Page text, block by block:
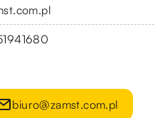
biuro@zamst.com.pl